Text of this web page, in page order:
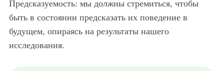
Предсказуемость: мы должны стремиться, чтобы
быть в состоянии предсказать их поведение в
будущем, опираясь на результаты нашего
исследования.